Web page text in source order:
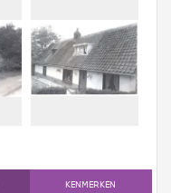
KENMERKEN